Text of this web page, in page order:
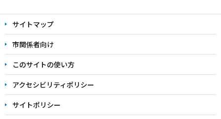
文
こ
こ
ま
で
サイトマップ
市関係者向け
このサイトの使い方
アクセシビリティポリシー
サイトポリシー